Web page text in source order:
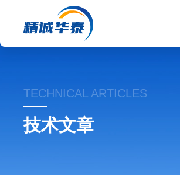
TECHNICAL ARTICLES
技术文章